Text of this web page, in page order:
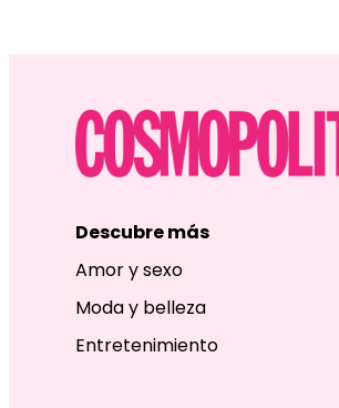
Descubre más
Amor y sexo
Moda y belleza
Entretenimiento